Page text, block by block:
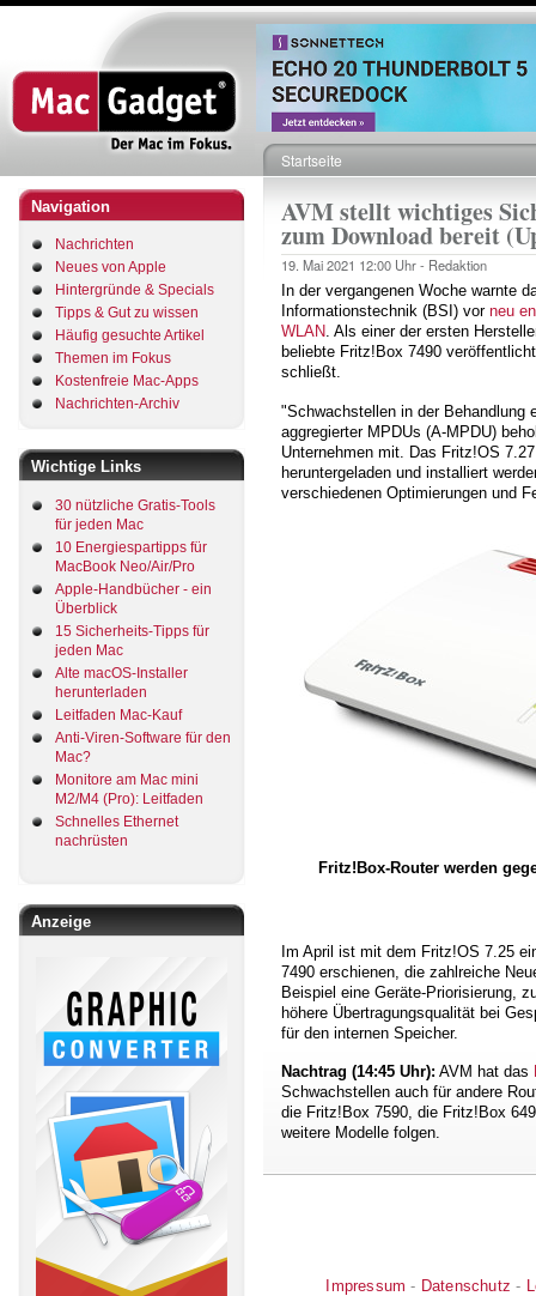
Direkt
zum
Inhalt
Navigation
Nachrichten
Neues von Apple
Hintergründe & Specials
Tipps & Gut zu wissen
Häufig gesuchte Artikel
Themen im Fokus
Kostenfreie Mac-Apps
Nachrichten-Archiv
Wichtige Links
30 nützliche Gratis-Tools
für jeden Mac
10 Energiespartipps für
MacBook Neo/Air/Pro
Apple-Handbücher - ein
Überblick
15 Sicherheits-Tipps für
jeden Mac
Alte macOS-Installer
herunterladen
Leitfaden Mac-Kauf
Anti-Viren-Software für den
Mac?
Monitore am Mac mini
M2/M4 (Pro): Leitfaden
Schnelles Ethernet
nachrüsten
Anzeige
Pfadnavigation
Startseite
AVM stellt wichtiges
zum Download bereit
19. Mai 2021 12:00 Uhr - Redaktion
In der vergangenen Woche warnte
Informationstechnik (BSI) vor neu
WLAN. Als einer der ersten
beliebte Fritz!Box 7490
schließt.
"Schwachstellen in der Behandlung
aggregierter MPDUs (A-MPDU)
Unternehmen mit. Das Fritz!OS
heruntergeladen und installiert
verschiedenen Optimierungen und
Fritz!Box-Router werden
Im April ist mit dem Fritz!OS 7.25
7490 erschienen, die zahlreiche
Beispiel eine Geräte-Priorisierung,
höhere Übertragungsqualität bei
für den internen Speicher.
Nachtrag (14:45 Uhr): AVM hat das
Schwachstellen auch für andere
die Fritz!Box 7590, die Fritz!Box
weitere Modelle folgen.
Impressum - Datenschutz -